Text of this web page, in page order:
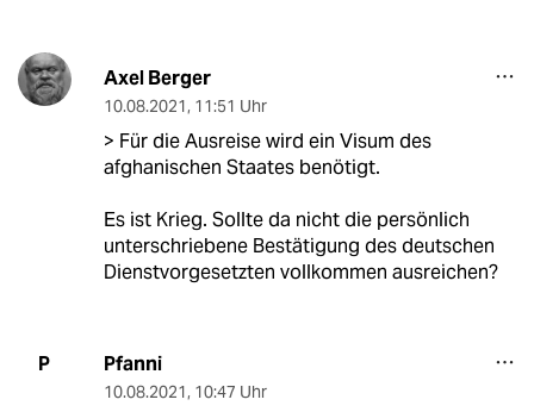
Axel Berger
10.08.2021, 11:51 Uhr
> Für die Ausreise wird ein Visum des
afghanischen Staates benötigt.
Es ist Krieg. Sollte da nicht die persönlich
unterschriebene Bestätigung des deutschen
Dienstvorgesetzten vollkommen ausreichen?
P Pfanni
10.08.2021, 10:47 Uhr